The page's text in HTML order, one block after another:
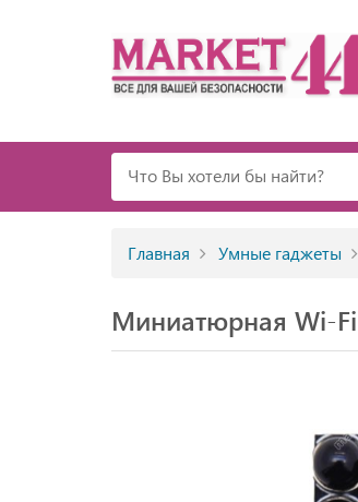
Главная Умные гаджеты
Миниатюрная Wi-Fi